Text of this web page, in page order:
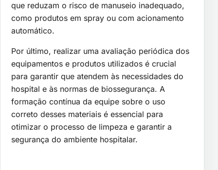
que reduzam o risco de manuseio inadequado,
como produtos em spray ou com acionamento
automático.
Por último, realizar uma avaliação periódica dos
equipamentos e produtos utilizados é crucial
para garantir que atendem às necessidades do
hospital e às normas de biossegurança. A
formação contínua da equipe sobre o uso
correto desses materiais é essencial para
otimizar o processo de limpeza e garantir a
segurança do ambiente hospitalar.